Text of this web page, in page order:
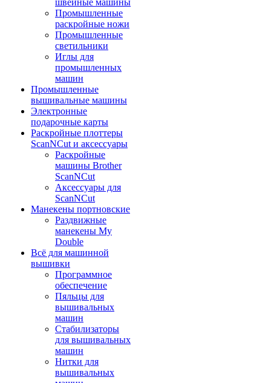
швейные машины
Промышленные
раскройные ножи
Промышленные
светильники
Иглы для
промышленных
машин
Промышленные
вышивальные машины
Электронные
подарочные карты
Раскройные плоттеры
ScanNCut и аксессуары
Раскройные
машины Brother
ScanNCut
Аксессуары для
ScanNCut
Манекены портновские
Раздвижные
манекены My
Double
Всё для машинной
вышивки
Программное
обеспечение
Пяльцы для
вышивальных
машин
Стабилизаторы
для вышивальных
машин
Нитки для
вышивальных